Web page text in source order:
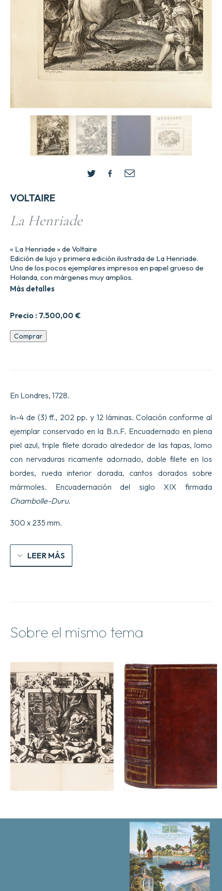
VOLTAIRE
La Henriade
Precio : 7.500,00 €
« La Henriade » de Voltaire
Edición de lujo y primera edición ilustrada de La Henriade.
Uno de los pocos ejemplares impresos en papel grueso de
Holanda, con márgenes muy amplios.
Más detalles
La
Henriade
Comprar
En Londres, 1728.
In-4 de (3) ff., 202 pp. y 12 láminas. Colación conforme al
ejemplar conservado en la B.n.F. Encuadernado en plena
piel azul, triple filete dorado alrededor de las tapas, lomo
con nervaduras ricamente adornado, doble filete en los
bordes, rueda interior dorada, cantos dorados sobre
mármoles. Encuadernación del siglo XIX firmada
Chambolle-Duru.
300 x 235 mm.
LEER MÁS
Sobre el mismo tema